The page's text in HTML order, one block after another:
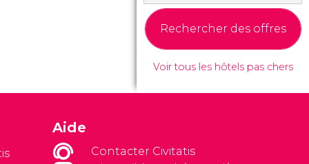
Rechercher des offres
Voir tous les hôtels pas chers
Aide
Contacter Civitatis